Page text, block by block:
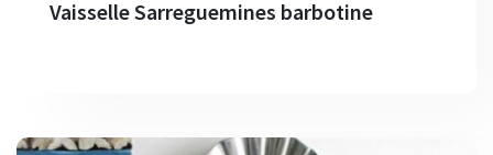
Vaisselle Sarreguemines barbotine